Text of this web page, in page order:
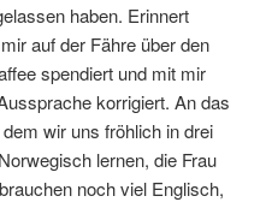
haben. Erinnert
auf der Fähre über den
spendiert und mit mir
korrigiert. An das
wir uns fröhlich in drei
lernen, die Frau
noch viel Englisch,